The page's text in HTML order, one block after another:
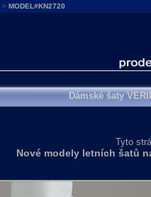
> MODEL#KN2720
Dámské šaty
Tyto
Nové modely letních šatů